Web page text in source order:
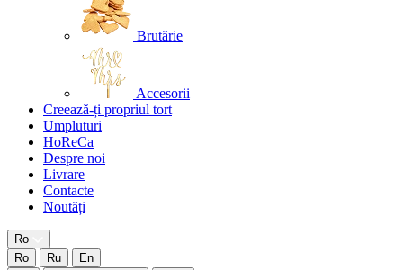
Brutărie
Accesorii
Creează-ți propriul tort
Umpluturi
HoReCa
Despre noi
Livrare
Contacte
Noutăți
Ro
Ro
Ru
En